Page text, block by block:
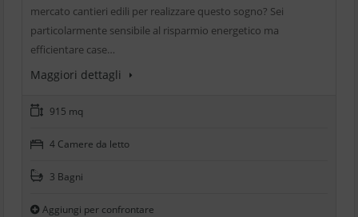
mercato cantieri edili per realizzare questo sogno? Sei
particolarmente sensibile al risparmio energetico ma
efficientare case…
Maggiori dettagli
915 mq
4 Camere da letto
3 Bagni
Aggiungi per confrontare